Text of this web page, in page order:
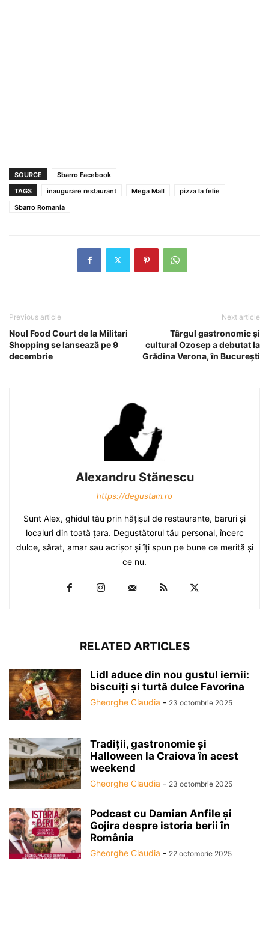
SOURCE
Sbarro Facebook
TAGS
inaugurare restaurant Mega Mall
pizza la felie
Sbarro Romania
Previous article
Noul Food Court de la Militari
Shopping se lansează pe 9
decembrie
Next article
Târgul gastronomic şi
cultural Ozosep a debutat la
Grădina Verona, în Bucureşti
Alexandru Stănescu
https://degustam.ro
Sunt Alex, ghidul tău prin hăţişul de restaurante, baruri şi
localuri din toată ţara. Degustătorul tău personal, încerc
dulce, sărat, amar sau acrişor şi îţi spun pe bune ce merită şi
ce nu.
RELATED ARTICLES
Lidl aduce din nou gustul iernii:
biscuiți și turtă dulce Favorina
Gheorghe Claudia - 23 octombrie 2025
Tradiții, gastronomie și
Halloween la Craiova în acest
weekend
Gheorghe Claudia - 23 octombrie 2025
Podcast cu Damian Anfile și
Gojira despre istoria berii în
România
Gheorghe Claudia - 22 octombrie 2025